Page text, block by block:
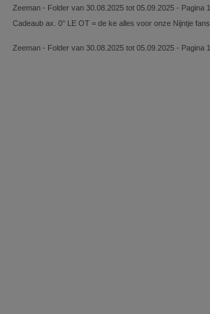
Zeeman - Folder van 30.08.2025 tot 05.09.2025 - Pagina 1
Cadeaub ax. 0° LE OT = de ke alles voor onze Nijntje fans
Zeeman - Folder van 30.08.2025 tot 05.09.2025 - Pagina 1